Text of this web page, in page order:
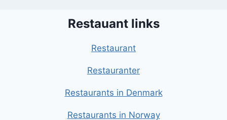
Restauant links
Restaurant
Restauranter
Restaurants in Denmark
Restaurants in Norway